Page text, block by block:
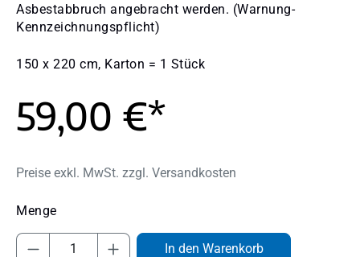
Asbestabbruch angebracht werden. (Warnung-
Kennzeichnungspflicht)
150 x 220 cm, Karton = 1 Stück
59,00 €*
Preise exkl. MwSt. zzgl. Versandkosten
Produkt Anzahl: Gib den gewünschten
In den Warenkorb